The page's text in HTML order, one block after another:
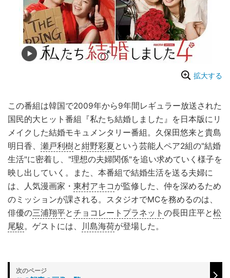
拡大する
この番組は韓国で2009年から9年間レギュラー放送された
国民的大ヒット番組『私たち結婚しました』を日本版にリ
メイクした結婚モキュメンタリー番組。久保田悠来と貴島
明日香、 瀬戸利樹と紺野彩夏という芸能人ペア2組の"結婚
生活"に密着し、"理想の夫婦関係"を追い求めていく様子を
映し出していく。また、本番組で結婚生活を送る夫婦に
は、人気漫画家・ 東村アキコ が監修した、仲を深めるため
のミッションが課される。スタジオでMCを務めるのは、
俳優の三浦翔平とチョコレートプラネット の長田庄平と松
尾駿。ゲストには、 川島海荷が登場した。